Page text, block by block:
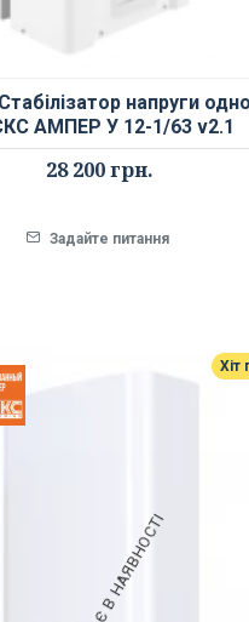
напруги
АМПЕР У 12-1/63 v2.1
28 200 грн.
Задайте питання
Хіт
НЕМАЄ В НАЯВНОСТІ